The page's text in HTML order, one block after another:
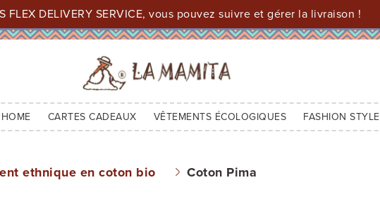
FLEX DELIVERY SERVICE, vous pouvez suivre et gérer la livraison !
CARTES CADEAUX VÊTEMENTS ÉCOLOGIQUES FASHION STYLE
ethnique en coton bio Coton Pima